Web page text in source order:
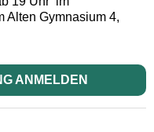
Alten Gymnasium 4,
ANMELDEN